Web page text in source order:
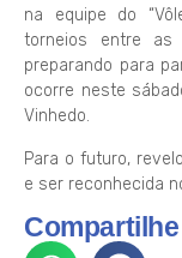
na equipe do
torneios entre
preparando para
ocorre neste
Vinhedo.
Para o futuro,
e ser reconhecida